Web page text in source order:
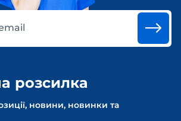
розсилка
новини, новинки та